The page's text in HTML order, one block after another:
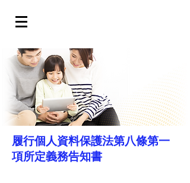
履行個人資料保護法第八條第一
項所定義務告知書